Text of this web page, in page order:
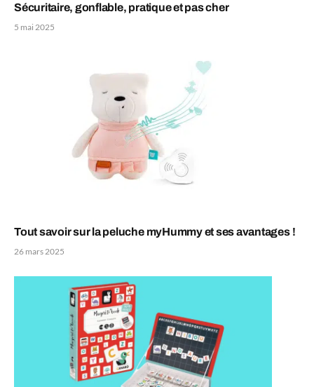
Sécuritaire, gonflable, pratique et pas cher
5 mai 2025
Tout savoir sur la peluche myHummy et ses avantages !
26 mars 2025